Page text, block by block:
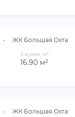
• ЖК Большая Охта
S кухни, м²
16.90 м²
• ЖК Большая Охта